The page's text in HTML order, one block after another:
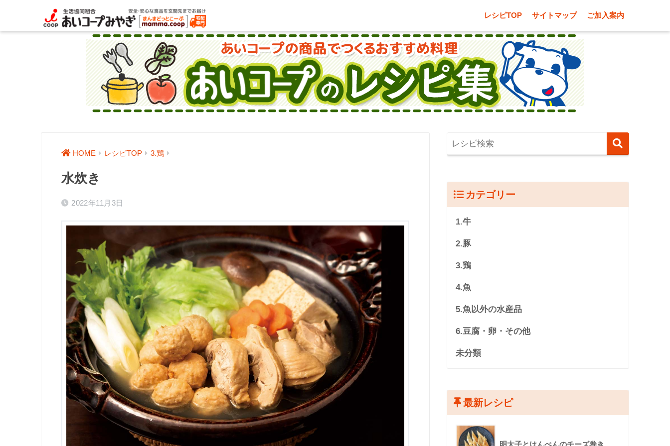
レシピTOP サイトマップ ご加入案内
HOME レシピTOP 3.鶏
水炊き
2022年11月3日
カテゴリー
1.牛
2.豚
3.鶏
4.魚
5.魚以外の水産品
6.豆腐・卵・その他
未分類
最新レシピ
明太子とはんぺんのチーズ巻き